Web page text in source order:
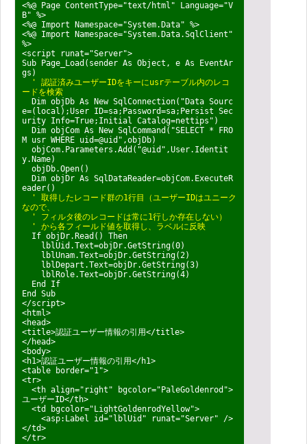
<%@ Page ContentType="text/html" Language="V
B" %>
<%@ Import Namespace="System.Data" %>
<%@ Import Namespace="System.Data.SqlClient"
%>
<script runat="Server">
Sub Page_Load(sender As Object, e As EventAr
gs)
' 認証済みユーザーIDをキーにusrテーブル内のレコ
ードを検索
Dim objDb As New SqlConnection("Data Sourc
e=(local);User ID=sa;Password=sa;Persist Sec
urity Info=True;Initial Catalog=nettips")
Dim objCom As New SqlCommand("SELECT * FRO
M usr WHERE uid=@uid",objDb)
objCom.Parameters.Add("@uid",User.Identit
y.Name)
objDb.Open()
Dim objDr As SqlDataReader=objCom.ExecuteR
eader()
' 取得したレコード群の1行目（ユーザーIDはユニーク
なので、
' フィルタ後のレコードは常に1行しか存在しない）
' から各フィールド値を取得し、ラベルに反映
If objDr.Read() Then
lblUid.Text=objDr.GetString(0)
lblUnam.Text=objDr.GetString(2)
lblDepart.Text=objDr.GetString(3)
lblRole.Text=objDr.GetString(4)
End If
End Sub
</script>
<html>
<head>
<title>認証ユーザー情報の引用</title>
</head>
<body>
<h1>認証ユーザー情報の引用</h1>
<table border="1">
<tr>
<th align="right" bgcolor="PaleGoldenrod">
ユーザーID</th>
<td bgcolor="LightGoldenrodYellow">
<asp:Label id="lblUid" runat="Server" />
</td>
</tr>